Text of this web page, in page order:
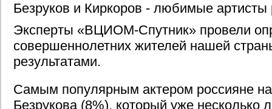
Безруков и Киркоров - любимые артисты
Эксперты «ВЦИОМ-Спутник» провели
совершеннолетних жителей нашей
результатами.
Самым популярным актером россияне
Безрукова (8%), который уже несколько